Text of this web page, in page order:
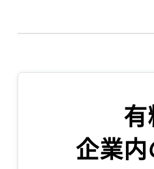
企業